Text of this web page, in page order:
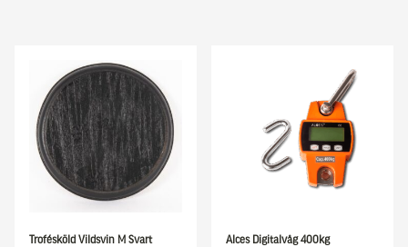
Trofésköld Vildsvin M Svart Alces Digitalvåg 400kg